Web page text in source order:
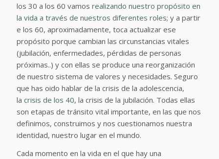
los 30 a los 60 vamos realizando nuestro propósito en
la vida a través de nuestros diferentes roles; y a partir
e los 60, aproximadamente, toca actualizar ese
propósito porque cambian las circunstancias vitales
(jubilación, enfermedades, pérdidas de personas
próximas..) y con ellas se produce una reorganización
de nuestro sistema de valores y necesidades. Seguro
que has oido hablar de la crisis de la adolescencia,
la crisis de los 40, la crisis de la jubilación. Todas ellas
son etapas de tránsito vital importante, en las que nos
definimos, construimos y nos cuestionamos nuestra
identidad, nuestro lugar en el mundo.
Cada momento en la vida en el que hay una